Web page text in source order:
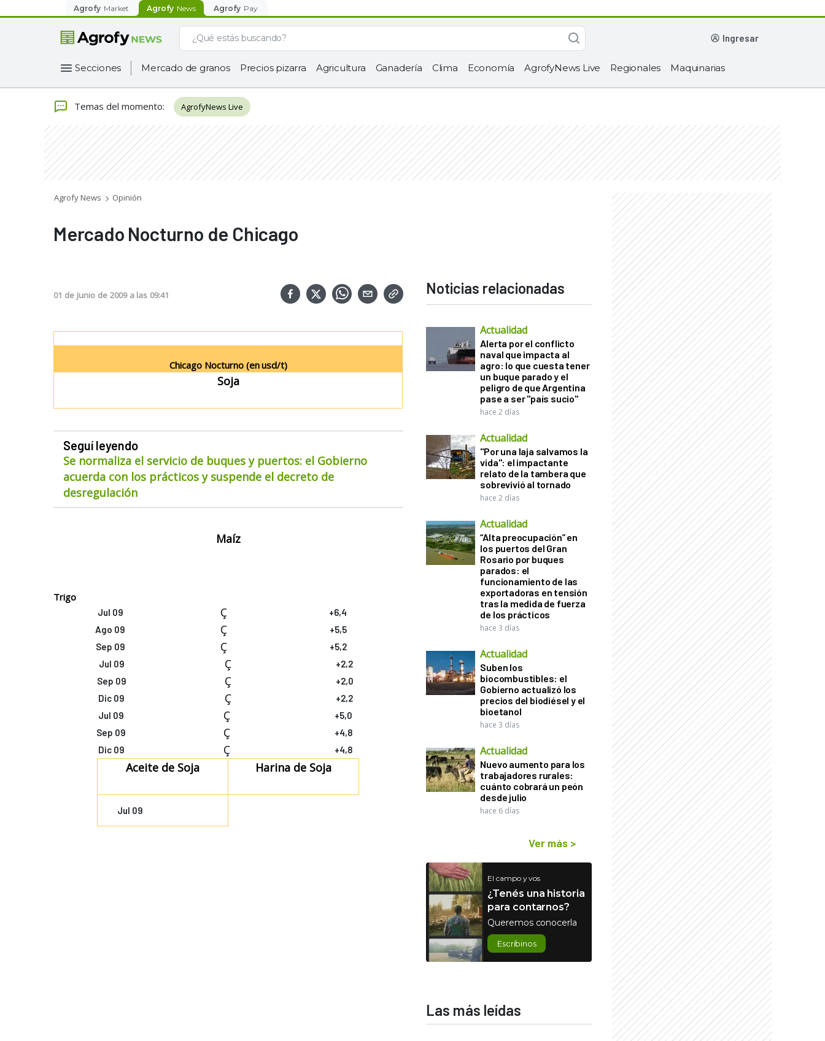
Agrofy Market Agrofy News Agrofy Pay
ingresar
Secciones Mercado de granos Precios pizarra Agricultura Ganadería Clima Economía AgrofyNews Live Regionales Maquinarias
Temas del momento: AgrofyNews Live
Agrofy News Opinión
Mercado Nocturno de Chicago
01 de Junio de 2009 a las 09:41
Chicago Nocturno (enusd/t)
Soja
Seguí leyendo
Se normaliza el servicio de buques y puertos: el Gobierno
acuerda con los prácticos y suspende el decreto de
desregulación
Maíz
Trigo
Jul 09 Ç
+6,4
Ago 09
Ç
+5,5
Sep 09
Ç
+5,2
Jul 09
Ç
+2,2
Sep 09
Ç
+2,0
Dic 09
Ç
+2,2
Jul 09
Ç
+5,0
Sep 09
Ç
+4,8
Dic 09
Ç +4,8
Aceite de Soja Harina de Soja
Jul 09
Noticias relacionadas
Actualidad
Alerta por el conflicto
naval que impacta al
agro: lo que cuesta tener
un buque parado y el
peligro de que Argentina
pase a ser "país sucio"
hace 2 días
Actualidad
"Por una laja salvamos la
vida": el impactante
relato de la tambera que
sobrevivió al tornado
hace 2 días
Actualidad
“Alta preocupación” en
los puertos del Gran
Rosario por buques
parados: el
funcionamiento de las
exportadoras en tensión
tras la medida de fuerza
de los prácticos
hace 3 días
Actualidad
Suben los
biocombustibles: el
Gobierno actualizó los
precios del biodiésel y el
bioetanol
hace 3 días
Actualidad
Nuevo aumento para los
trabajadores rurales:
cuánto cobrará un peón
desde julio
hace 6 días
Ver más >
El campo y vos
¿Tenés una historia
para contarnos?
Queremos conocerla
Escribinos
Las más leídas